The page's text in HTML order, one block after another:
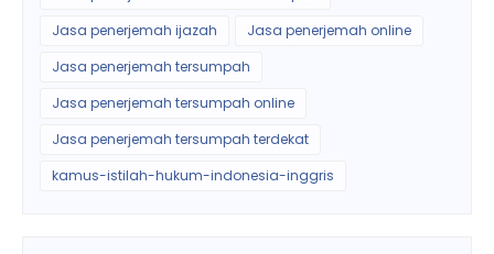
Jasa penerjemah ijazah
Jasa penerjemah online
Jasa penerjemah tersumpah
Jasa penerjemah tersumpah online
Jasa penerjemah tersumpah terdekat
kamus-istilah-hukum-indonesia-inggris